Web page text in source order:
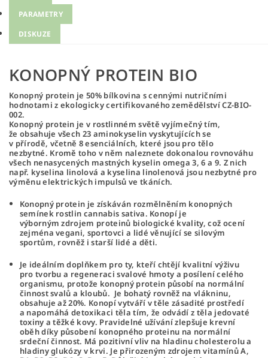
PARAMETRY
DISKUZE
KONOPNÝ PROTEIN BIO
Konopný protein je 50% bílkovina s cennými nutričními
hodnotami z ekologicky certifikovaného zemědělství CZ-BIO-
002.
Konopný protein je v rostlinném světě vyjímečný tím,
že obsahuje všech 23 aminokyselin vyskytujících se
v přírodě, včetně 8 esenciálních, které jsou pro tělo
nezbytné. Kromě toho v něm naleznete dokonalou rovnováhu
všech nenasycených mastných kyselin omega 3, 6 a 9. Z nich
např. kyselina linolová a kyselina linolenová jsou nezbytné pro
výměnu elektrických impulsů ve tkáních.
Konopný protein je získáván rozmělněním konopných
semínek rostlin cannabis sativa. Konopí je
výbornýmzdrojem proteinů biologické kvality, což ocení
zejménavegani, sportovci a lidé věnující sesilovým
sportům, rovněž i starší lidé a děti.
Je ideálním doplňkem pro ty, kteří chtějí kvalitní výživu
pro tvorbu a regeneraci svalové hmoty a posílení celého
organismu, protože konopný protein působí na normální
činnost svalů a kloubů. Je bohatý rovněž na vlákninu,
obsahuje až 20%. Konopí vytváří v těle zásadité prostředí
a napomáhá detoxikaci těla tím, že odvádí z těla jedovaté
toxiny a těžké kovy. Pravidelné užívání zlepšuje krevní
oběh díky působení konopného proteinu na normální
srdeční činnost. Má pozitivní vliv na hladinu cholesterolu a
hladiny glukózy v krvi. Je přirozeným zdrojem vitamínů A,